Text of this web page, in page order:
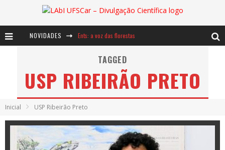
NOVIDADES Ents: a voz das florestas
Notáveis: Bertha Lutz
Baú de Histórias - A jamais imaginada aventura com os moinhos de vento
TAGGED
USP RIBEIRÃO PRETO
Inicial USP Ribeirão Preto